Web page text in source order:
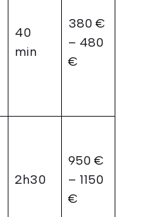
40
min
380 €
– 480
€
2h30
950 €
– 1150
€